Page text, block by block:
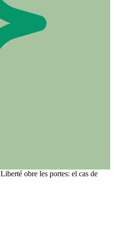
Liberté obre les portes: el cas de